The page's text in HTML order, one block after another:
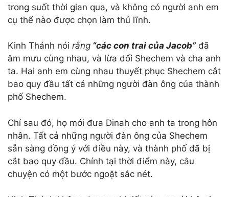
trong suốt thời gian qua, và không có người anh em
cụ thể nào được chọn làm thủ lĩnh.
Kinh Thánh nói rằng “các con trai của Jacob”đã
âm mưu cùng nhau, và lừa dối Shechem và cha anh
ta. Hai anh em cùng nhau thuyết phục Shechem cắt
bao quy đầu tất cả những người đàn ông của thành
phố Shechem.
Chỉ sau đó, họ mới đưa Dinah cho anh ta trong hôn
nhân. Tất cả những người đàn ông của Shechem
sẵn sàng đồng ý với điều này, và thành phố đã bị
cắt bao quy đầu. Chính tại thời điểm này, câu
chuyện có một bước ngoặt sắc nét.